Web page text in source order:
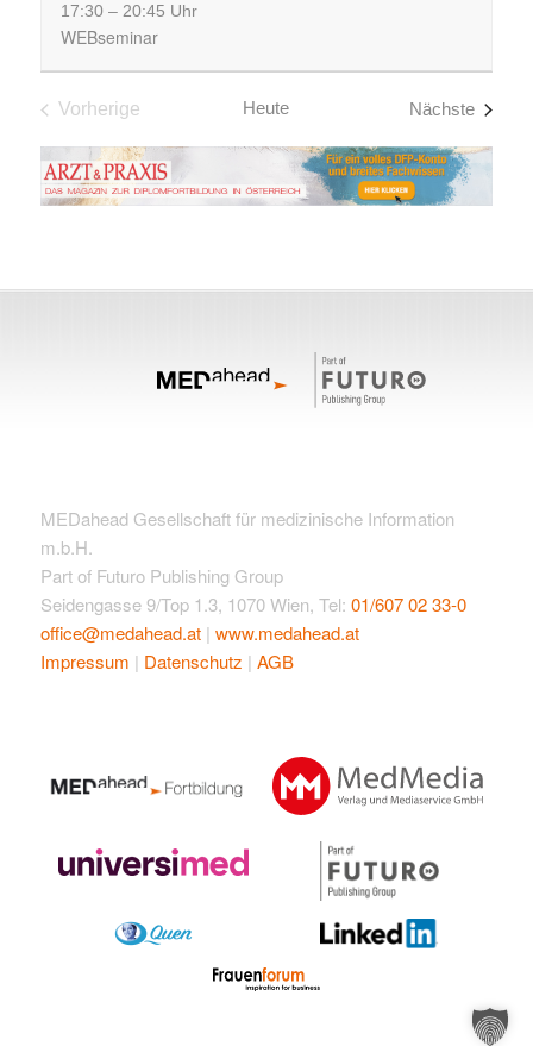
17:30 – 20:45 Uhr
WEBseminar
Vorherige
Heute Nächste
MEDahead Gesellschaft für medizinische Information
m.b.H.
Part of Futuro Publishing Group
Seidengasse 9/Top 1.3, 1070 Wien, Tel: 01/607 02 33-0
office@medahead.at| www.medahead.at
Impressum | Datenschutz | AGB